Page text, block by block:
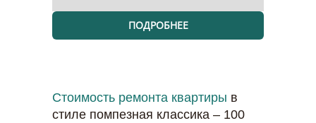
ПОДРОБНЕЕ
Стоимость ремонта квартиры в
стиле помпезная классика – 100